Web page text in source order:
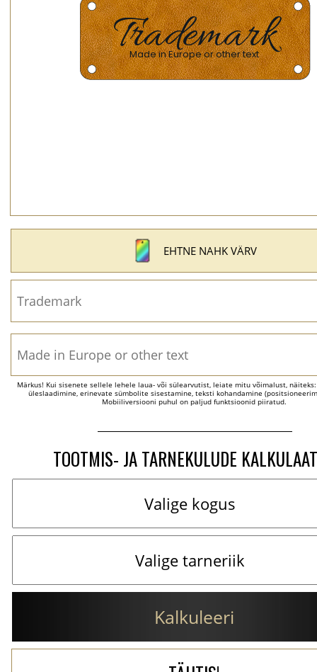
EHTNE NAHK VÄRV
Märkus! Kui sisenete sellele lehele laua- või sülearvutist, leiate mitu võimalust,
üleslaadimine, erinevate sümbolite sisestamine, teksti kohandamine
Mobiiliversiooni puhul on paljud funktsioonid piiratud.
TOOTMIS- JA TARNEKULUDE
Kalkuleeri